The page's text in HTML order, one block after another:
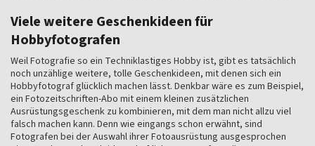
Viele weitere Geschenkideen für
Hobbyfotografen
Weil Fotografie so ein Techniklastiges Hobby ist, gibt es tatsächlich
noch unzählige weitere, tolle Geschenkideen, mit denen sich ein
Hobbyfotograf glücklich machen lässt. Denkbar wäre es zum Beispiel,
ein Fotozeitschriften-Abo mit einem kleinen zusätzlichen
Ausrüstungsgeschenk zu kombinieren, mit dem man nicht allzu viel
falsch machen kann. Denn wie eingangs schon erwähnt, sind
Fotografen bei der Auswahl ihrer Fotoausrüstung ausgesprochen